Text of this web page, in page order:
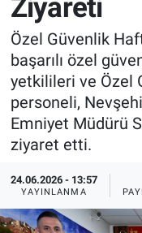
Ziyareti
Özel Güvenlik
başarılı özel
yetkilileri ve Özel
personeli,
Emniyet Müdürü
ziyaret etti.
24.06.2026 - 13:57
YAYINLANMA
Sağlık
Yerel
Genel
Asayiş
İlan - Duyuru-
Türkiye
Sizden
Yaşam
Sağlık
İlan - Duyuru-
Türkiye
Sizden